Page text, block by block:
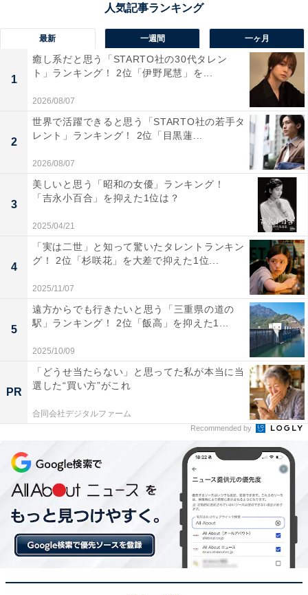
2位：『再会～Silent Truth～』（テレビ朝日系）
／34票
View this post on Instagram
最新 一週間 一ヶ月
1
癒し系だと思う「STARTO社の30代タレン
ト」ランキング！ 2位「伊野尾慧」を...
2026/08/07
2
世界で活躍できると思う「STARTO社の若手タ
レント」ランキング！ 2位「目黒蓮...
2026/08/07
3
美しいと思う「昭和の女優」ランキング！
「吉永小百合」を抑えた1位は？
2025/04/21
4
「実は二世」と知って驚いたタレントランキン
グ！ 2位「杉咲花」を大差で抑えた1位...
2025/11/07
5
遠方からでも行きたいと思う「三重県の道の
駅」ランキング！ 2位「飯高」を抑えた1...
2025/10/09
PR
「どうせ当たらない」と思ってた私が本当に当
選した“買い方”がこれ
合同会社デジタルファーム
Recommended by